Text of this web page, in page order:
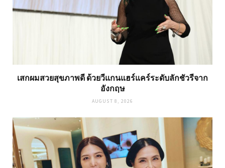
เสกผมสวยสุขภาพดี ด้วยวีแกนแฮร์แคร์ระดับลักชัวรีจาก
อังกฤษ
AUGUST 8, 2026